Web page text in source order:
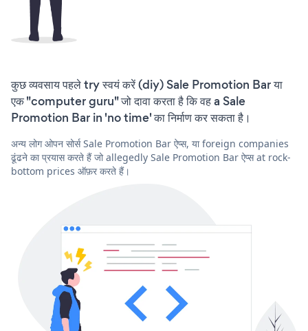
कुछ व्यवसाय पहले try स्वयं करें (diy) Sale Promotion Bar या
एक "computer guru" जो दावा करता है कि वह a Sale
Promotion Bar in 'no time' का निर्माण कर सकता है।
अन्य लोग ओपन सोर्स Sale Promotion Bar ऐप्स, या foreign companies
ढूंढने का प्रयास करते हैं जो allegedly Sale Promotion Bar ऐप्स at rock-
bottom prices ऑफ़र करते हैं।